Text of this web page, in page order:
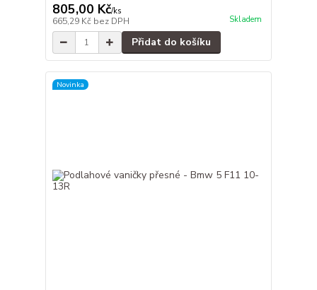
805,00 Kč/ks
665,29 Kč bez DPH Skladem
Přidat do košíku
Novinka